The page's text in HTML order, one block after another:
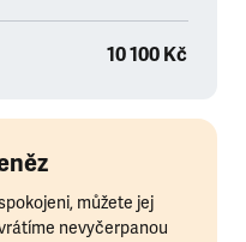
10 100 Kč
můžete jej
nevyčerpanou